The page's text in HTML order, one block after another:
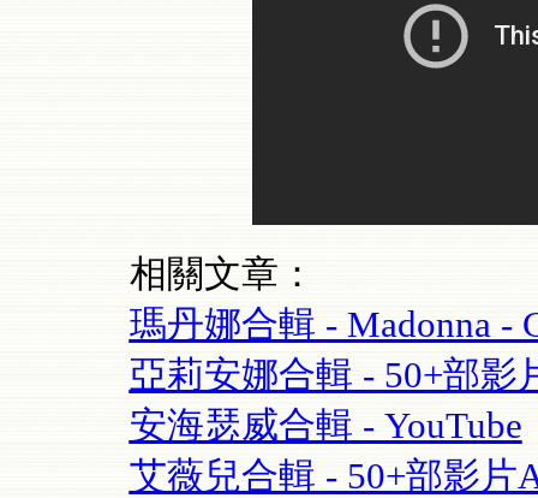
相關文章：
瑪丹娜合輯 - Madonna -
亞莉安娜合輯 - 50+部影
安海瑟威合輯 - YouTube
艾薇兒合輯 - 50+部影片